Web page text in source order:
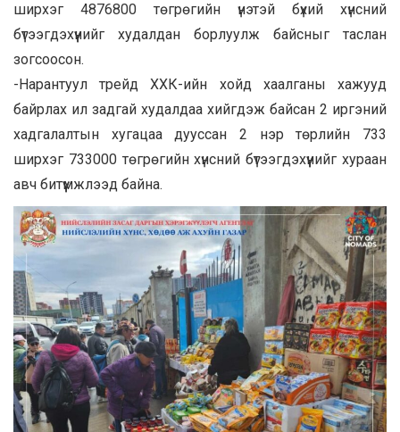
ширхэг 4876800 төгрөгийн үнэтэй бүхий хүнсний
бүтээгдэхүүнийг худалдан борлуулж байсныг таслан
зогсоосон.
-Нарантуул трейд ХХК-ийн хойд хаалганы хажууд
байрлах ил задгай худалдаа хийгдэж байсан 2 иргэний
хадгалалтын хугацаа дууссан 2 нэр төрлийн 733
ширхэг 733000 төгрөгийн хүнсний бүтээгдэхүүнийг хураан
авч битүүмжлээд байна.